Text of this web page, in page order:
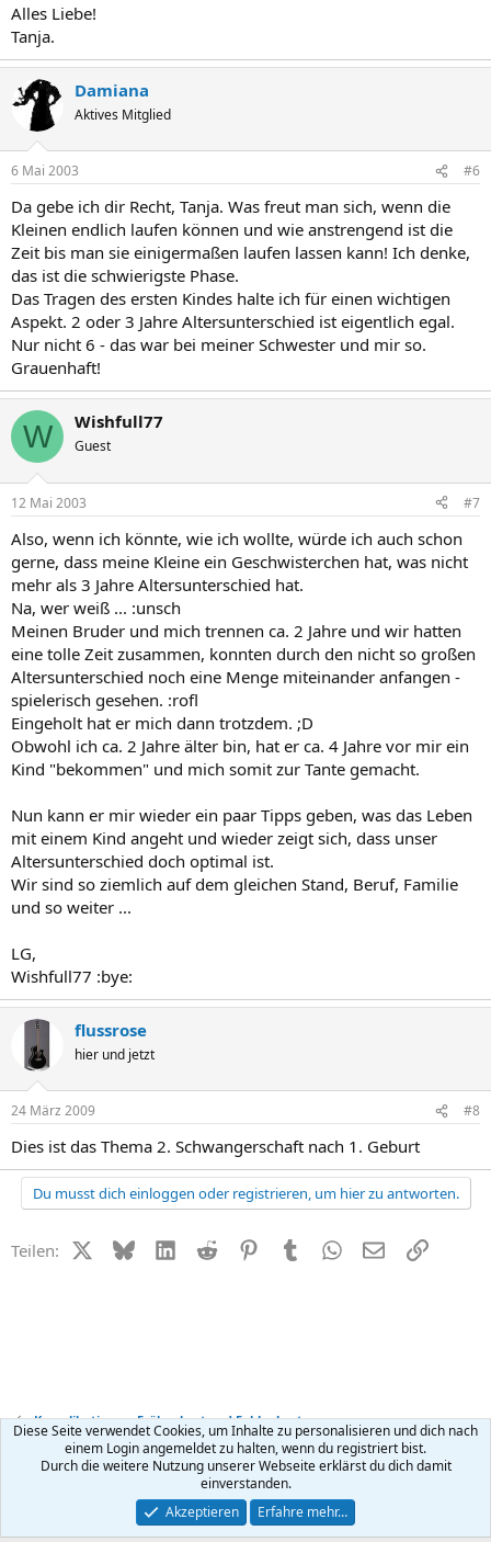
Alles Liebe!
Tanja.
Damiana
Aktives Mitglied
6 Mai 2003 #6
Da gebe ich dir Recht, Tanja. Was freut man sich, wenn die
Kleinen endlich laufen können und wie anstrengend ist die
Zeit bis man sie einigermaßen laufen lassen kann! Ich denke,
das ist die schwierigste Phase.
Das Tragen des ersten Kindes halte ich für einen wichtigen
Aspekt. 2 oder 3 Jahre Altersunterschied ist eigentlich egal.
Nur nicht 6 - das war bei meiner Schwester und mir so.
Grauenhaft!
W Wishfull77
Guest
12 Mai 2003 #7
Also, wenn ich könnte, wie ich wollte, würde ich auch schon
gerne, dass meine Kleine ein Geschwisterchen hat, was nicht
mehr als 3 Jahre Altersunterschied hat.
Na, wer weiß ... :unsch
Meinen Bruder und mich trennen ca. 2 Jahre und wir hatten
eine tolle Zeit zusammen, konnten durch den nicht so großen
Altersunterschied noch eine Menge miteinander anfangen -
spielerisch gesehen. :rofl
Eingeholt hat er mich dann trotzdem. ;D
Obwohl ich ca. 2 Jahre älter bin, hat er ca. 4 Jahre vor mir ein
Kind "bekommen" und mich somit zur Tante gemacht.
Nun kann er mir wieder ein paar Tipps geben, was das Leben
mit einem Kind angeht und wieder zeigt sich, dass unser
Altersunterschied doch optimal ist.
Wir sind so ziemlich auf dem gleichen Stand, Beruf, Familie
und so weiter ...
LG,
Wishfull77 :bye:
flussrose
hier und jetzt
24 März 2009 #8
Dies ist das Thema 2. Schwangerschaft nach 1. Geburt
Du musst dich einloggen oder registrieren, um hier zu antworten.
Teilen: X (Twitter)
BlueskyLinkedIn
Reddit PinterestTumblr WhatsApp
E-MailLink
Komplikationen, Frühgeburt und Fehlgeburt
Kontakt Nutzungsbedingungen Datenschutz Hilfe
R
Community platform by XenForo ® © 2010-2026 XenForo Ltd.
Diese Seite verwendet Cookies, um Inhalte zu personalisieren und dich nach
einem Login angemeldet zu halten, wenn du registriert bist.
Durch die weitere Nutzung unserer Webseite erklärst du dich damit
einverstanden.
Akzeptieren
Erfahre mehr…